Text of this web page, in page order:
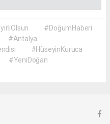
#DoğumHaberi
#Antalya
#HüseyinKuruca
#YeniDoğan